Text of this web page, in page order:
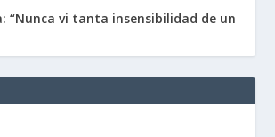
“Nunca vi tanta insensibilidad de un